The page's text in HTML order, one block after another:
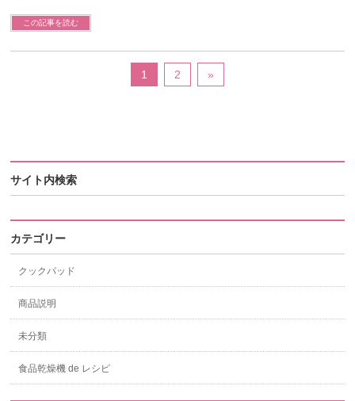
この記事を読む
1 2 »
サイト内検索
カテゴリー
クックパッド
商品説明
未分類
食品乾燥機 de レシピ